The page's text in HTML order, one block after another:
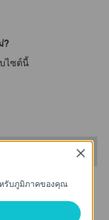
?
ไซต์นี้
รับภูมิภาคของคุณ
Close